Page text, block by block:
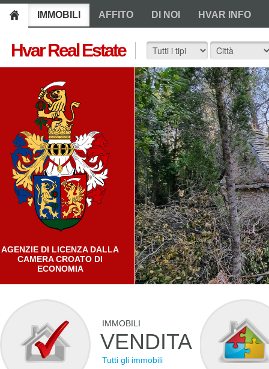
IMMOBILI AFFITO DI NOI HVAR INFO
Hvar Real Estate
AGENZIE DI LICENZA DALLA
CAMERA CROATO DI
ECONOMIA
IMMOBILI
VENDITA
Tutti gli immobili